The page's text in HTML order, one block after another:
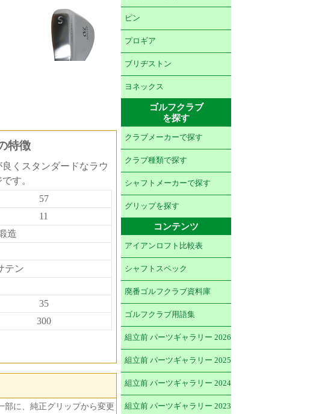
特徴
くスタンダードなラウ
す。
57
11
造
テン
35
300
部に、純正グリップから変更
ピン
プロギア
ブリヂストン
ヨネックス
ゴルフクラブ
を探す
クラブメーカーで探す
クラブ種類で探す
シャフトメーカーで探す
グリップを探す
コンテンツ
アイアンロフト比較表
シャフトスペック
廃番ゴルフクラブ資料庫
ゴルフクラブ用語集
組立前 パーツギャラリー 2026
組立前 パーツギャラリー 2025
組立前 パーツギャラリー 2024
組立前 パーツギャラリー 2023